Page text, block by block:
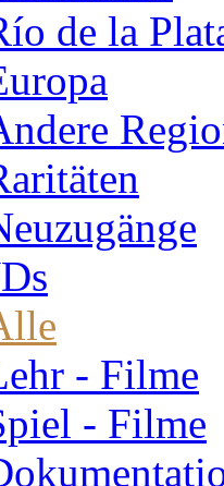
de la
- Filme
- Filme